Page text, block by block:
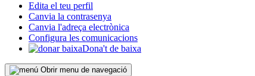
Edita el teu perfil
Canvia la contrasenya
Canvia l'adreça electrònica
Configura les comunicacions
Dona't de baixa
Obrir menu de navegació